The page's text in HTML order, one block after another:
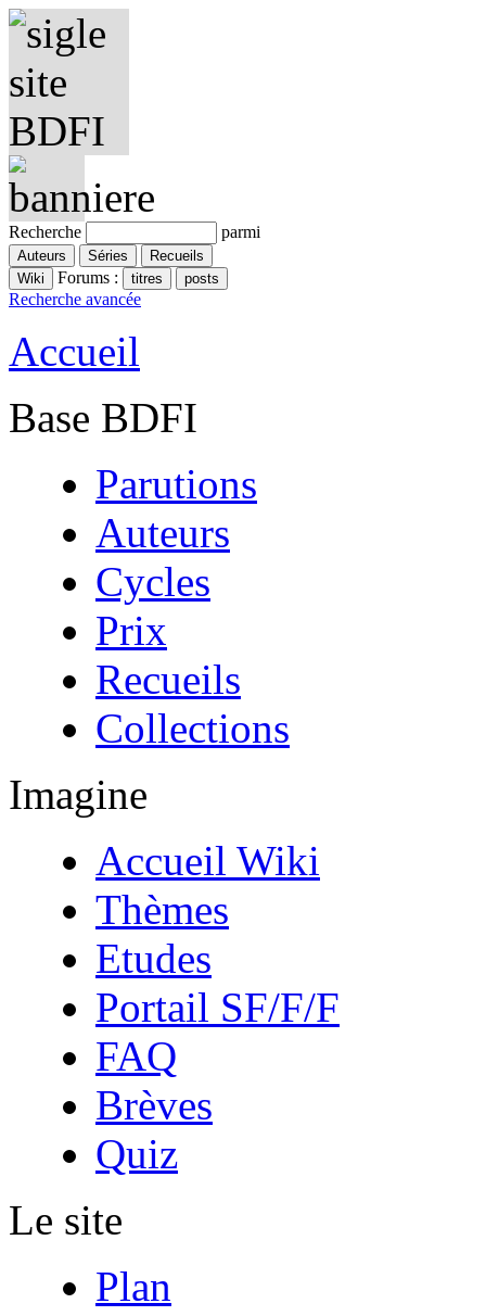
Recherche parmi
Forums :
Recherche avancée
Accueil
Base BDFI
Parutions
Auteurs
Cycles
Prix
Recueils
Collections
Imagine
Accueil Wiki
Thèmes
Etudes
Portail SF/F/F
FAQ
Brèves
Quiz
Le site
Plan